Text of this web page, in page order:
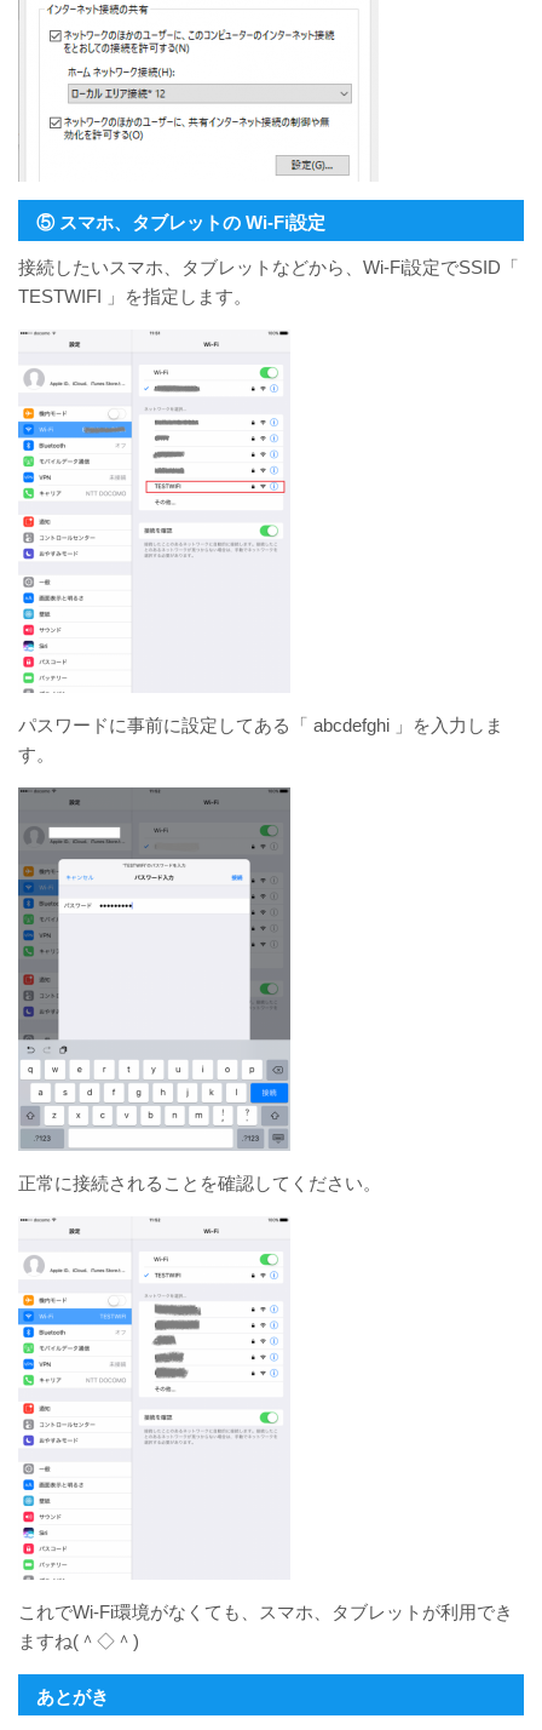
⑤ スマホ、タブレットの Wi-Fi設定
接続したいスマホ、タブレットなどから、Wi-Fi設定でSSID「
TESTWIFI 」を指定します。
パスワードに事前に設定してある「 abcdefghi 」を入力しま
す。
正常に接続されることを確認してください。
これでWi-Fi環境がなくても、スマホ、タブレットが利用でき
ますね(＾◇＾)
あとがき